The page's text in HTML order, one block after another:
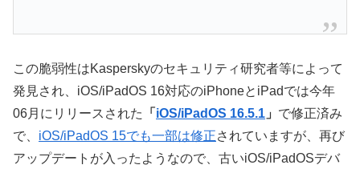
この脆弱性はKasperskyのセキュリティ研究者等によって
発見され、iOS/iPadOS 16対応のiPhoneとiPadでは今年
06月にリリースされた
「 iOS/iPadOS 16.5.1 」 で修正済み
で、 iOS/iPadOS 15でも一部は修正されていますが、再び
アップデートが入ったようなので、古いiOS/iPadOSデバ